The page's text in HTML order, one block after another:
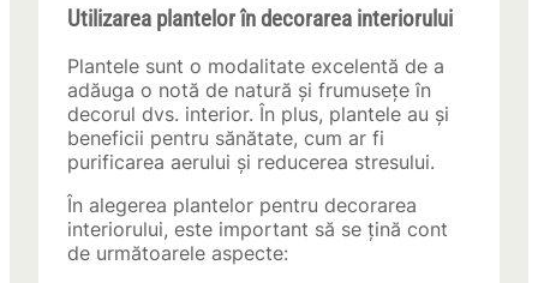
Utilizarea plantelor în decorarea interiorului
Plantele sunt o modalitate excelentă de a
adăuga o notă de natură și frumusețe în
decorul dvs. interior. În plus, plantele au și
beneficii pentru sănătate, cum ar fi
purificarea aerului și reducerea stresului.
În alegerea plantelor pentru decorarea
interiorului, este important să se țină cont
de următoarele aspecte: